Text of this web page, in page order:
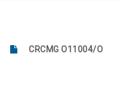
CRCMG O11004/O